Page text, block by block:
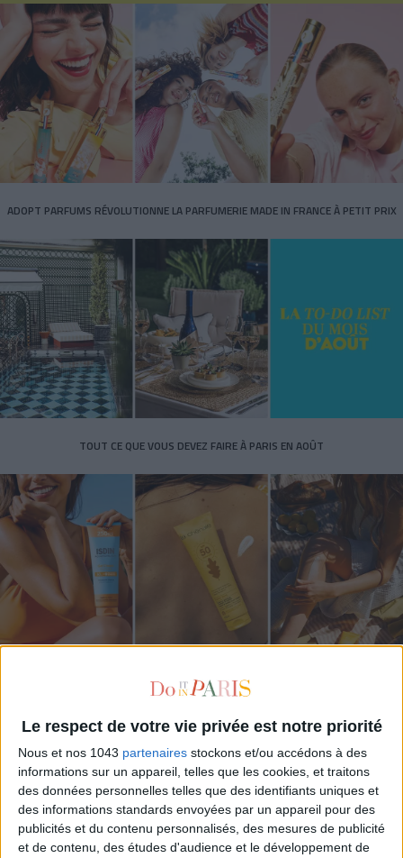
Le respect de votre vie privée est notre priorité
Nous et nos 1043 partenaires stockons et/ou accédons à des
informations sur un appareil, telles que les cookies, et traitons
des données personnelles telles que des identifiants uniques et
des informations standards envoyées par un appareil pour des
publicités et du contenu personnalisés, des mesures de publicité
et de contenu, des études d'audience et le développement de
ADOPT PARFUMS RÉVOLUTIONNE LA PARFUMERIE MADE IN FRANCE À PETIT PRIX
TOUT CE QUE VOUS DEVEZ FAIRE À PARIS EN AOÛT
LES SPF 50 QUI DONNENT ENVIE DE SE TARTINER